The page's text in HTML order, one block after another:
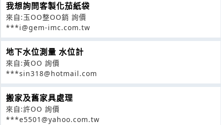
我想詢問客製化茄紙袋
來自:玉OO整OO銷 詢價
***i@gem-imc.com.tw
地下水位測量 水位計
來自:黃OO 詢價
***sin318@hotmail.com
搬家及舊家具處理
來自:許OO 詢價
***e5501@yahoo.com.tw